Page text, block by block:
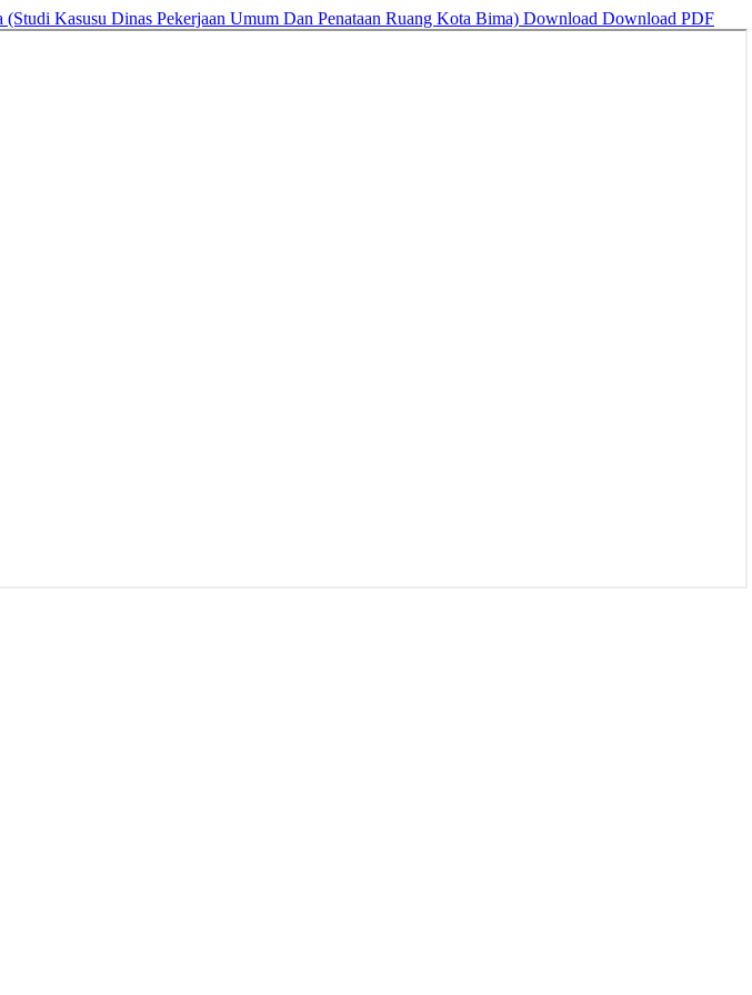
Kasusu Dinas Pekerjaan Umum Dan Penataan Ruang Kota Bima) Download Download PDF